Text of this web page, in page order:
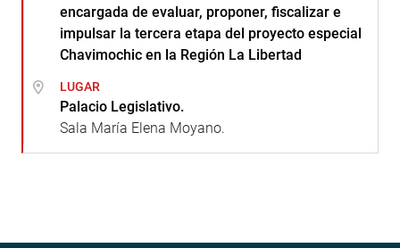
encargada de evaluar, proponer, fiscalizar e
impulsar la tercera etapa del proyecto especial
Chavimochic en la Región La Libertad
LUGAR
Palacio Legislativo.
Sala María Elena Moyano.